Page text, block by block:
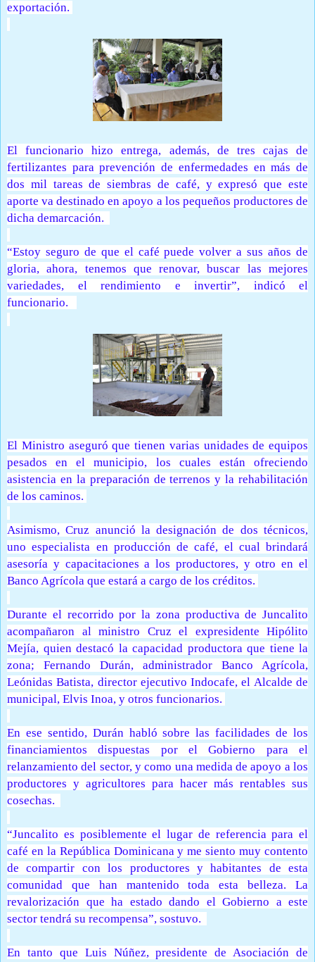
exportación.
El funcionario hizo entrega, además, de tres cajas de
fertilizantes para prevención de enfermedades en más de
dos mil tareas de siembras de café, y expresó que este
aporte va destinado en apoyo a los pequeños productores de
dicha demarcación.
“Estoy seguro de que el café puede volver a sus años de
gloria, ahora, tenemos que renovar, buscar las mejores
variedades, el rendimiento e invertir”, indicó el
funcionario.
El Ministro aseguró que tienen varias unidades de equipos
pesados en el municipio, los cuales están ofreciendo
asistencia en la preparación de terrenos y la rehabilitación
de los caminos.
Asimismo, Cruz anunció la designación de dos técnicos,
uno especialista en producción de café, el cual brindará
asesoría y capacitaciones a los productores, y otro en el
Banco Agrícola que estará a cargo de los créditos.
Durante el recorrido por la zona productiva de Juncalito
acompañaron al ministro Cruz el expresidente Hipólito
Mejía, quien destacó la capacidad productora que tiene la
zona; Fernando Durán, administrador Banco Agrícola,
Leónidas Batista, director ejecutivo Indocafe, el Alcalde de
municipal, Elvis Inoa, y otros funcionarios.
En ese sentido, Durán habló sobre las facilidades de los
financiamientos dispuestas por el Gobierno para el
relanzamiento del sector, y como una medida de apoyo a los
productores y agricultores para hacer más rentables sus
cosechas.
“Juncalito es posiblemente el lugar de referencia para el
café en la República Dominicana y me siento muy contento
de compartir con los productores y habitantes de esta
comunidad que han mantenido toda esta belleza. La
revalorización que ha estado dando el Gobierno a este
sector tendrá su recompensa”, sostuvo.
En tanto que Luis Núñez, presidente de Asociación de